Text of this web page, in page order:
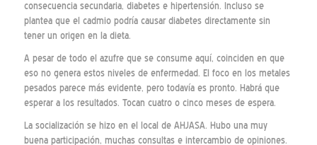
consecuencia secundaria, diabetes e hipertensión. Incluso se
plantea que el cadmio podría causar diabetes directamente sin
tener un origen en la dieta.
A pesar de todo el azufre que se consume aquí, coinciden en que
eso no genera estos niveles de enfermedad. El foco en los metales
pesados parece más evidente, pero todavía es pronto. Habrá que
esperar a los resultados. Tocan cuatro o cinco meses de espera.
La socialización se hizo en el local de AHJASA. Hubo una muy
buena participación, muchas consultas e intercambio de opiniones.